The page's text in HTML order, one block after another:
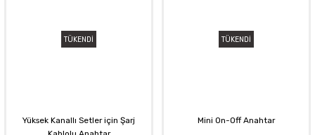
TÜKENDİ
Yüksek Kanallı Setler için Şarj
TÜKENDİ
Mini On-Off Anahtar